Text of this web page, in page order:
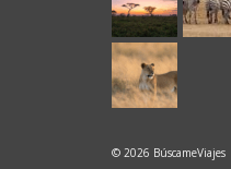
© 2026 BúscameViajes